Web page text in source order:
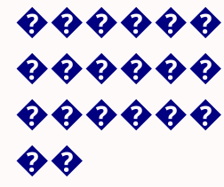
��